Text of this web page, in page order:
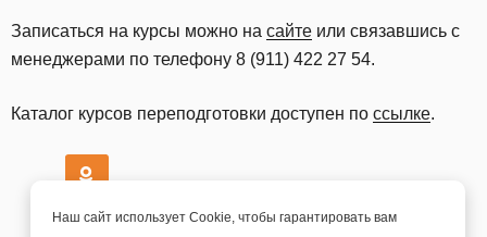
Записаться на курсы можно на сайте или связавшись с
менеджерами по телефону 8 (911) 422 27 54.
Каталог курсов переподготовки доступен по ссылке.
Наш сайт использует Cookie, чтобы гарантировать вам